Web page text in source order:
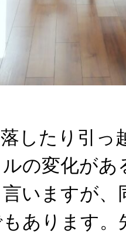
したり引っ
の変化があ
いますが、
あります